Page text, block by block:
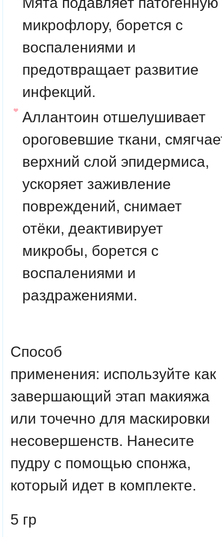
микрофлору, борется с
воспалениями и
предотвращает развитие
инфекций.
Аллантоин отшелушивает
ороговевшие ткани,
верхний слой эпидермиса,
ускоряет заживление
повреждений, снимает
отёки, деактивирует
микробы, борется с
воспалениями и
раздражениями.
Способ
применения: используйте как
завершающий этап макияжа
или точечно для маскировки
несовершенств. Нанесите
пудру с помощью спонжа,
который идет в комплекте.
5 гр